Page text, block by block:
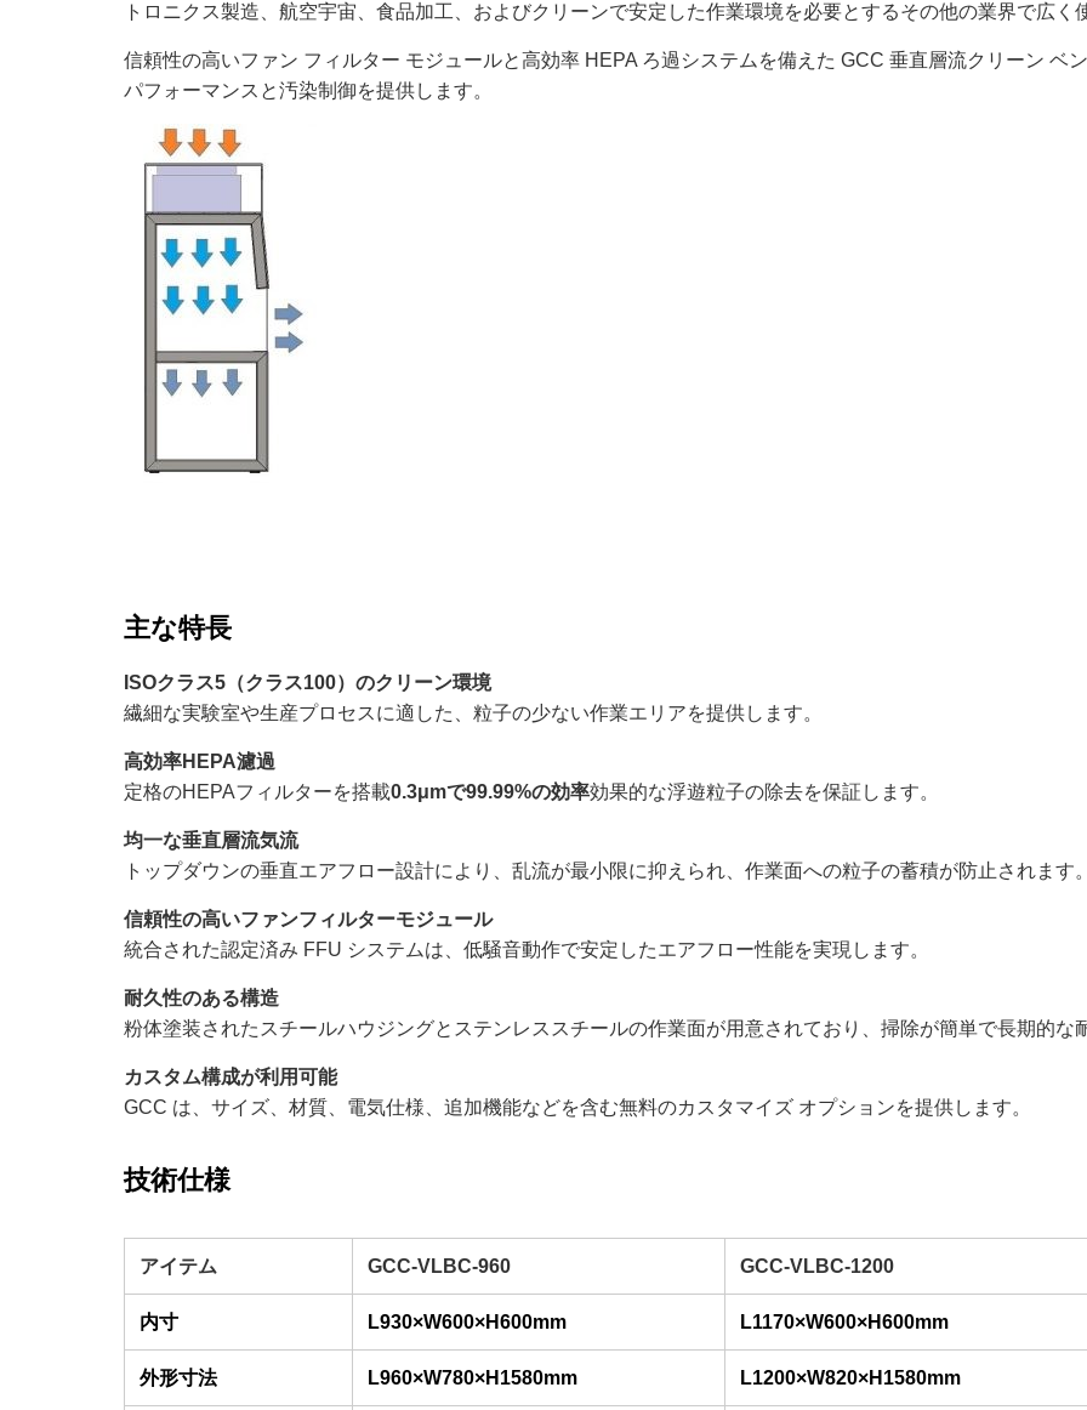
トロニクス製造、航空宇宙、食品加工、およびクリーンで安定した作業環境を必要とするその他の業界で広く
信頼性の高いファン フィルター モジュールと高効率 HEPA ろ過システムを備えた GCC 垂直層流クリーン ベ
パフォーマンスと汚染制御を提供します。
主な特長
ISOクラス5（クラス100）のクリーン環境
繊細な実験室や生産プロセスに適した、粒子の少ない作業エリアを提供します。
高効率HEPA濾過
定格のHEPAフィルターを搭載0.3μmで99.99%の効率効果的な浮遊粒子の除去を保証します。
均一な垂直層流気流
トップダウンの垂直エアフロー設計により、乱流が最小限に抑えられ、作業面への粒子の蓄積が防止されます。
信頼性の高いファンフィルターモジュール
統合された認定済み FFU システムは、低騒音動作で安定したエアフロー性能を実現します。
耐久性のある構造
粉体塗装されたスチールハウジングとステンレススチールの作業面が用意されており、掃除が簡単で長期的な
カスタム構成が利用可能
GCC は、サイズ、材質、電気仕様、追加機能などを含む無料のカスタマイズ オプションを提供します。
技術仕様
アイテム GCC-VLBC-960 GCC-VLBC-1200
内寸 L930×W600×H600mm L1170×W600×H600mm
外形寸法 L960×W780×H1580mm L1200×W820×H1580mm